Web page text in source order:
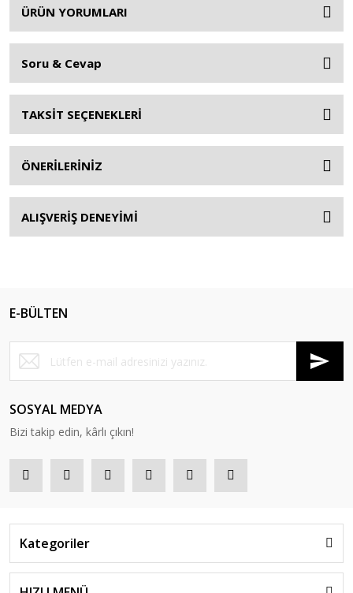
ÜRÜN YORUMLARI
Soru & Cevap
TAKSİT SEÇENEKLERİ
ÖNERİLERİNİZ
ALIŞVERİŞ DENEYİMİ
E-BÜLTEN
SOSYAL MEDYA
Bizi takip edin, kârlı çıkın!
Kategoriler